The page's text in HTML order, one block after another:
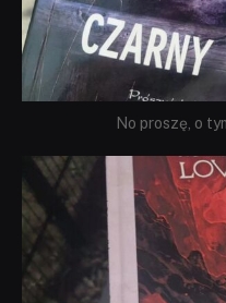
No proszę, o